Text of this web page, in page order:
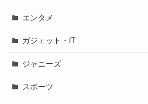
エンタメ
ガジェット・IT
ジャニーズ
スポーツ